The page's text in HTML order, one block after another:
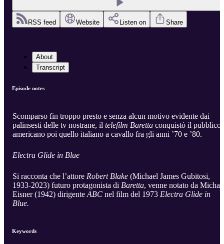
RSS feed Website Listen on Share
About
Transcript
Episode notes
Scomparso fin troppo presto e senza alcun motivo evidente dai
palinsesti delle tv nostrane, il telefilm Baretta conquistò il pubblico
americano poi quello italiano a cavallo fra gli anni ’70 e ’80.
Electra Glide in Blue
Si racconta che l’attore Robert Blake (Michael James Gubitosi,
1933-2023) futuro protagonista di Baretta, venne notato da
Eisner (1942) dirigente ABC nel film del 1973 Electra Glide in
Blue.
Keywords